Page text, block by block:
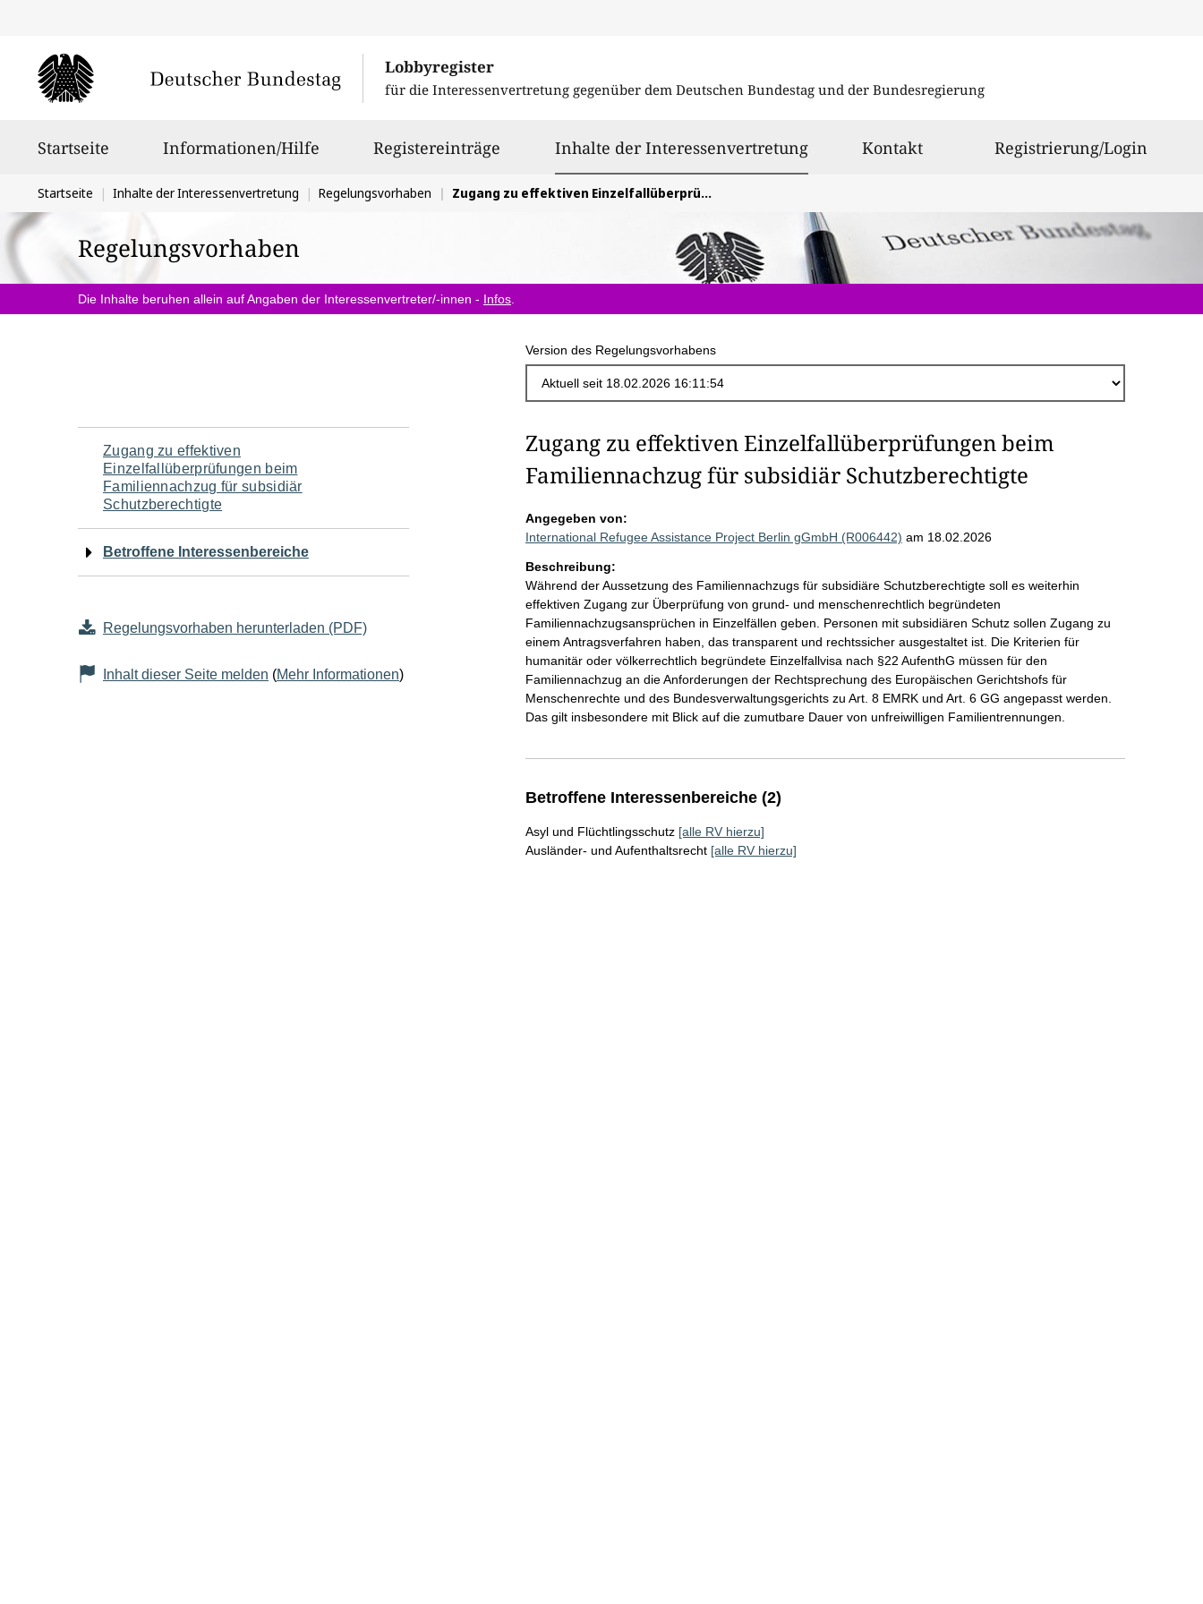
Lobbyregister
für die Interessenvertretung gegenüber dem Deutschen Bundestag und der Bundesregierung
Startseite Informationen/Hilfe Registereinträge Inhalte der Interessenvertretungausgewählt
Kontakt Registrierung/Login
Sie
befinden
sich
hier:
Startseite Inhalte der Interessenvertretung Regelungsvorhaben Zugang zu effektiven Einzelfallüberprüfungen beim Familiennachzug für subsidiär Schutzberechtigte
Regelungsvorhaben
Die Inhalte beruhen allein auf Angaben der Interessenvertreter/-innen - Infos
Version des Regelungsvorhabens
Navigation
für
den
Seiteninhalt
Zugang zu effektiven
Einzelfallüberprüfungen beim
Familiennachzug für subsidiär
Schutzberechtigte
Betroffene Interessenbereiche
Regelungsvorhaben herunterladen (PDF)
Inhalt dieser Seite melden (Mehr Informationen)
Zugang zu effektiven Einzelfallüberprüfungen beim
Familiennachzug für subsidiär Schutzberechtigte
Angegeben von:
International Refugee Assistance Project Berlin gGmbH (R006442) am 18.02.2026
Beschreibung:
Während der Aussetzung des Familiennachzugs für subsidiäre Schutzberechtigte soll es weiterhin
effektiven Zugang zur Überprüfung von grund- und menschenrechtlich begründeten
Familiennachzugsansprüchen in Einzelfällen geben. Personen mit subsidiären Schutz sollen Zugang zu
einem Antragsverfahren haben, das transparent und rechtssicher ausgestaltet ist. Die Kriterien für
humanitär oder völkerrechtlich begründete Einzelfallvisa nach §22 AufenthG müssen für den
Familiennachzug an die Anforderungen der Rechtsprechung des Europäischen Gerichtshofs für
Menschenrechte und des Bundesverwaltungsgerichts zu Art. 8 EMRK und Art. 6 GG angepasst werden.
Das gilt insbesondere mit Blick auf die zumutbare Dauer von unfreiwilligen Familientrennungen.
Betroffene Interessenbereiche (2)
Asyl und Flüchtlingsschutz [alle RV hierzu]
Ausländer- und Aufenthaltsrecht [alle RV hierzu]